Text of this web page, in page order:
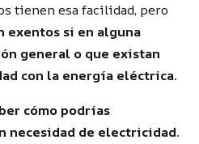
tienen esa facilidad, pero
exentos si en alguna
general o que existan
con la energía eléctrica.
cómo podrías
necesidad de electricidad.